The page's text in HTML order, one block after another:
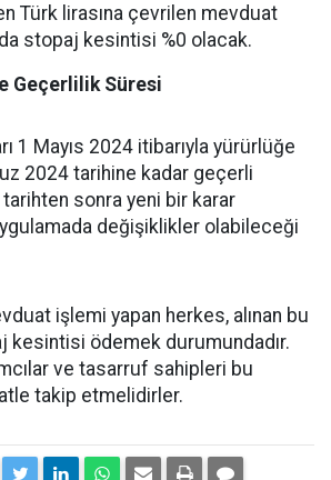
Türk lirasına çevrilen mevduat
stopaj kesintisi %0 olacak.
Geçerlilik Süresi
1 Mayıs 2024 itibarıyla yürürlüğe
2024 tarihine kadar geçerli
sonra yeni bir karar
değişiklikler olabileceği
işlemi yapan herkes, alınan bu
kesintisi ödemek durumundadır.
ve tasarruf sahipleri bu
takip etmelidirler.